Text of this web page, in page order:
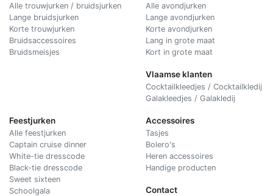
Alle trouwjurken / bruidsjurken
Lange bruidsjurken
Korte trouwjurken
Bruidsaccessoires
Bruidsmeisjes
Alle avondjurken
Lange avondjurken
Korte avondjurken
Lang in grote maat
Kort in grote maat
Vlaamse klanten
Cocktailkleedjes / Cocktailkledij
Galakleedjes / Galakledij
Feestjurken
Alle feestjurken
Captain cruise dinner
White-tie dresscode
Black-tie dresscode
Sweet sixteen
Schoolgala
Accessoires
Tasjes
Bolero's
Heren accessoires
Handige producten
Contact